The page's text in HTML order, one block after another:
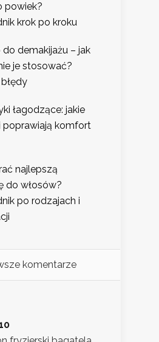
powiek?
krok po kroku
do demakijażu – jak
je stosować?
łagodzące: jakie
poprawiają komfort
najlepszą
do włosów?
po rodzajach i
komentarze